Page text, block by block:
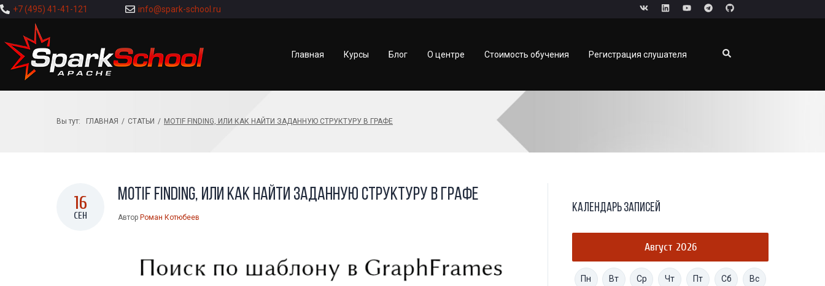
+7 (495) 41-41-121 info@spark-school.ru
Главная Курсы Блог О центре Стоимость обучения Регистрация слушателя
Вы тут: ГЛАВНАЯ / СТАТЬИ / MOTIF FINDING, ИЛИ КАК НАЙТИ ЗАДАННУЮ СТРУКТУРУ В ГРАФЕ
16
СЕН
Motif Finding, или как найти заданную структуру в графе
Автор Роман Котюбеев
Календарь записей
Август 2026
Пн Вт Ср Чт Пт Сб Вс